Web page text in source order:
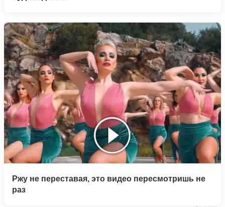
Ржу не переставая, это видео пересмотришь не
раз